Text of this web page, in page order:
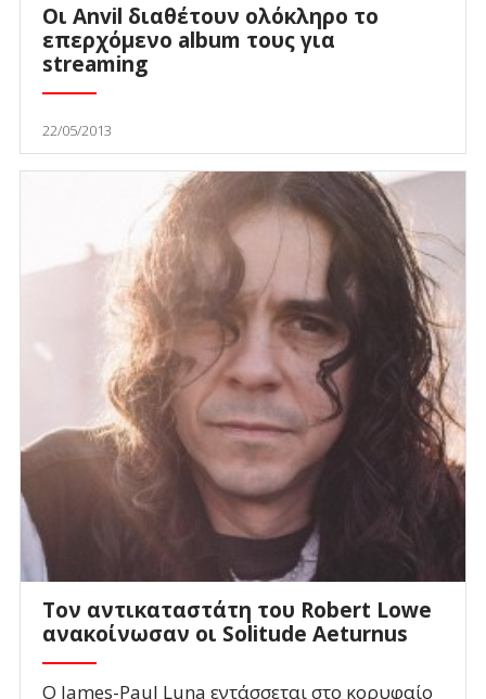
Οι Anvil διαθέτουν ολόκληρο το
επερχόμενο album τους για
streaming
22/05/2013
Τον αντικαταστάτη του Robert Lowe
ανακοίνωσαν οι Solitude Aeturnus
Ο James-Paul Luna εντάσσεται στο κορυφαίο